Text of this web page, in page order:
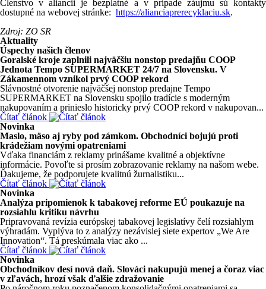
Členstvo v aliancii je bezplatné a v prípade záujmu sú kontakty
dostupné na webovej stránke: https://alianciaprerecyklaciu.sk.
Zdroj: ZO SR
Aktuality
Úspechy našich členov
Goralské kroje zaplnili najväčšiu nonstop predajňu COOP
Jednota Tempo SUPERMARKET 24/7 na Slovensku. V
Zákamennom vznikol prvý COOP rekord
Slávnostné otvorenie najväčšej nonstop predajne Tempo
SUPERMARKET na Slovensku spojilo tradície s moderným
nakupovaním a prinieslo historicky prvý COOP rekord v nakupovan...
Čítať článok
Novinka
Maslo, mäso aj ryby pod zámkom. Obchodníci bojujú proti
krádežiam novými opatreniami
Vďaka financiám z reklamy prinášame kvalitné a objektívne
informácie. Povoľte si prosím zobrazovanie reklamy na našom webe.
Ďakujeme, že podporujete kvalitnú žurnalistiku...
Čítať článok
Novinka
Analýza pripomienok k tabakovej reforme EÚ poukazuje na
rozsiahlu kritiku návrhu
Pripravovaná revízia európskej tabakovej legislatívy čelí rozsiahlym
výhradám. Vyplýva to z analýzy nezávislej siete expertov „We Are
Innovation“. Tá preskúmala viac ako ...
Čítať článok
Novinka
Obchodníkov desí nová daň. Slováci nakupujú menej a čoraz viac
v zľavách, hrozí však ďalšie zdražovanie